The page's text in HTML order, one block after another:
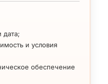
дата;
и условия
обеспечение